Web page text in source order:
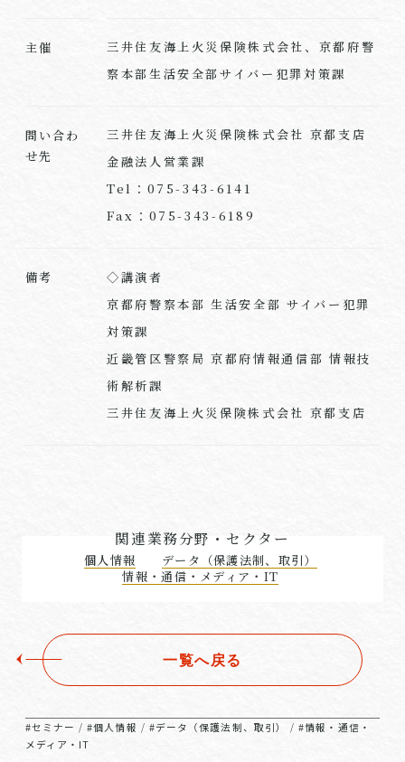
主催
三井住友海上火災保険株式会社、京都府警
察本部生活安全部サイバー犯罪対策課
問い合わ
せ先
三井住友海上火災保険株式会社 京都支店
金融法人営業課
Tel：075-343-6141
Fax：075-343-6189
備考
◇講演者
京都府警察本部 生活安全部 サイバー犯罪
対策課
近畿管区警察局 京都府情報通信部 情報技
術解析課
三井住友海上火災保険株式会社 京都支店
関連業務分野・セクター
個人情報
データ（保護法制、取引）
情報・通信・メディア・IT
一覧へ戻る
#セミナー /#個人情報 / #データ（保護法制、取引） /#情報・通信・
メディア・IT